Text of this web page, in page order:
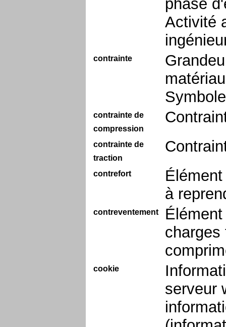
phase
Activité
contrainte
contrainte de
compression
contrainte de
traction
contrefort
à
contreventement
charges
cookie
serveur